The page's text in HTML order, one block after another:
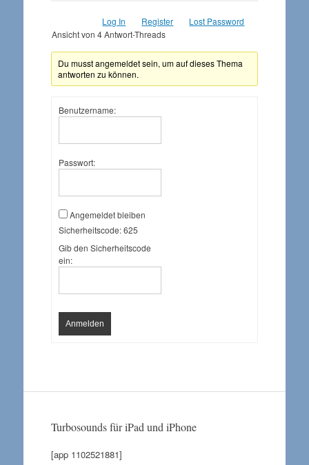
Log In Register
Lost Password
Ansicht von 4 Antwort-Threads
Du musst angemeldet sein, um auf dieses Thema
antworten zu können.
Benutzername:
Passwort:
Angemeldet bleiben
Sicherheitscode: 625
Gib den Sicherheitscode
ein:
Anmelden
Turbosounds für iPad und iPhone
[app 1102521881]